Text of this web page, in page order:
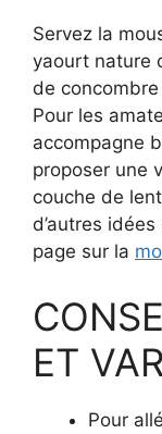
Servez la
yaourt nature
de
Pour les
accompagne
proposer une
couche de
d’autres
page sur la
ET
Pour